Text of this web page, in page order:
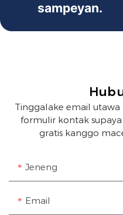
sampeyan.
Tinggalake email
formulir kontak
gratis kanggo
Jeneng
Email